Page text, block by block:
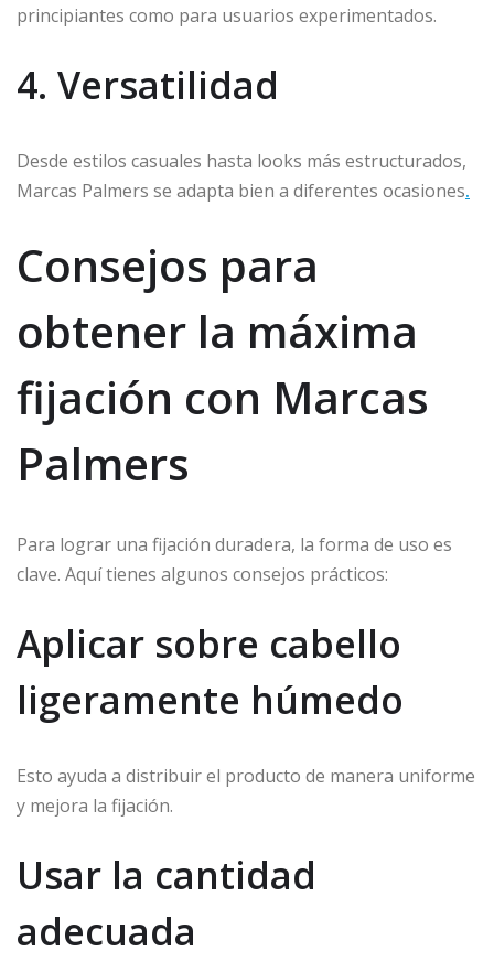
principiantes como para usuarios experimentados.
4. Versatilidad
Desde estilos casuales hasta looks más estructurados,
Marcas Palmers se adapta bien a diferentes ocasiones.
Consejos para
obtener la máxima
fijación con Marcas
Palmers
Para lograr una fijación duradera, la forma de uso es
clave. Aquí tienes algunos consejos prácticos:
Aplicar sobre cabello
ligeramente húmedo
Esto ayuda a distribuir el producto de manera uniforme
y mejora la fijación.
Usar la cantidad
adecuada